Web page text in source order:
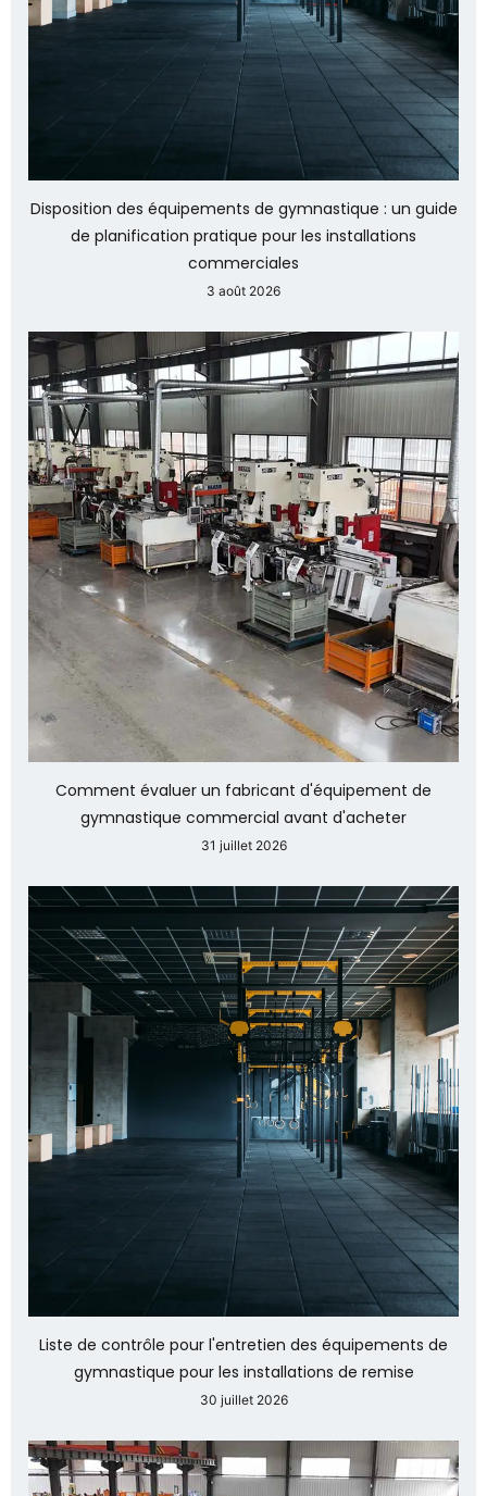
Disposition des équipements de gymnastique : un guide
de planification pratique pour les installations
commerciales
3 août 2026
Comment évaluer un fabricant d'équipement de
gymnastique commercial avant d'acheter
31 juillet 2026
Liste de contrôle pour l'entretien des équipements de
gymnastique pour les installations de remise
30 juillet 2026